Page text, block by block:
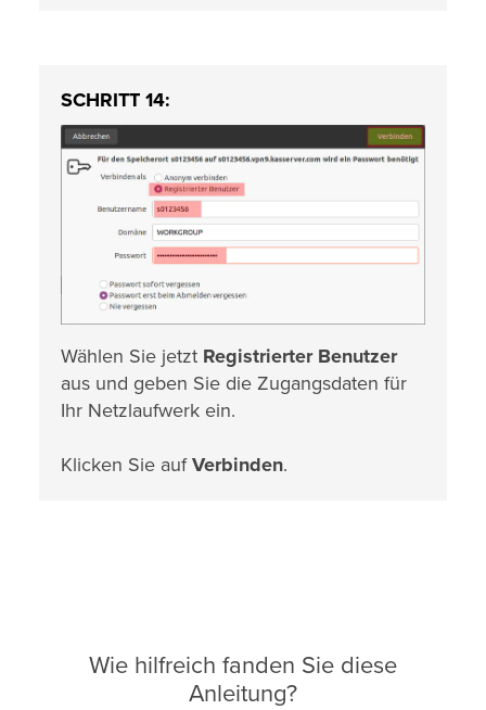
SCHRITT 14:
Wählen Sie jetzt Registrierter Benutzer
aus und geben Sie die Zugangsdaten für
Ihr Netzlaufwerk ein.
Klicken Sie aufVerbinden.
Wie hilfreich fanden Sie diese
Anleitung?